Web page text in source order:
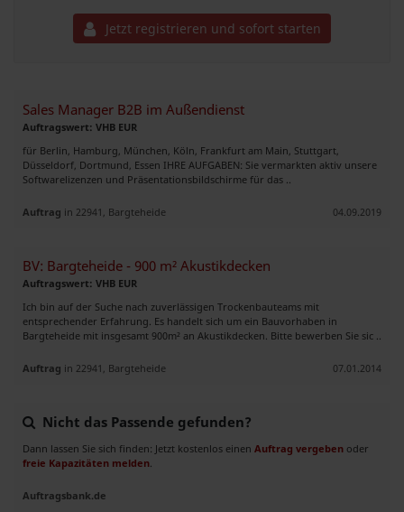
Jetzt registrieren und sofort starten
Sales Manager B2B im Außendienst
Auftragswert: VHB EUR
für Berlin, Hamburg, München, Köln, Frankfurt am Main, Stuttgart,
Düsseldorf, Dortmund, Essen IHRE AUFGABEN: Sie vermarkten aktiv unsere
Softwarelizenzen und Prä­sen­ta­tions­bild­schir­me für das ..
Auftrag in 22941, Bargteheide 04.09.2019
BV: Bargteheide - 900 m² Akustikdecken
Auftragswert: VHB EUR
Ich bin auf der Suche nach zuverlässigen Trockenbauteams mit
entsprechender Erfahrung. Es handelt sich um ein Bauvorhaben in
Bargteheide mit insgesamt 900m² an Akustikdecken. Bitte bewerben Sie sic ..
Auftrag in 22941, Bargteheide 07.01.2014
Nicht das Passende gefunden?
Dann lassen Sie sich finden: Jetzt kostenlos einen Auftrag vergeben oder
freie Kapazitäten melden.
Auftragsbank.de